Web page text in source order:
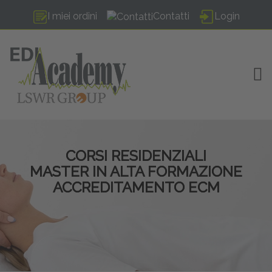
I miei ordini Contatti Login
CORSI RESIDENZIALI
MASTER IN ALTA FORMAZIONE
ACCREDITAMENTO ECM